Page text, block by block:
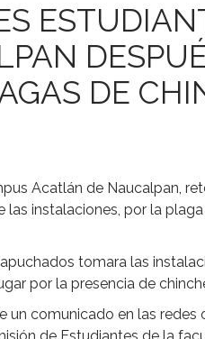
DE
Acatlán de Naucalpan,
instalaciones, por la
tomara las
por la presencia de
un comunicado en las redes